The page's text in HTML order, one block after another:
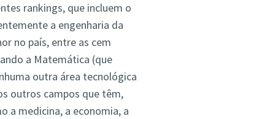
rankings, que incluem o
a engenharia da
no país, entre as cem
a Matemática (que
outra área tecnológica
outros campos que têm,
a medicina, a economia, a